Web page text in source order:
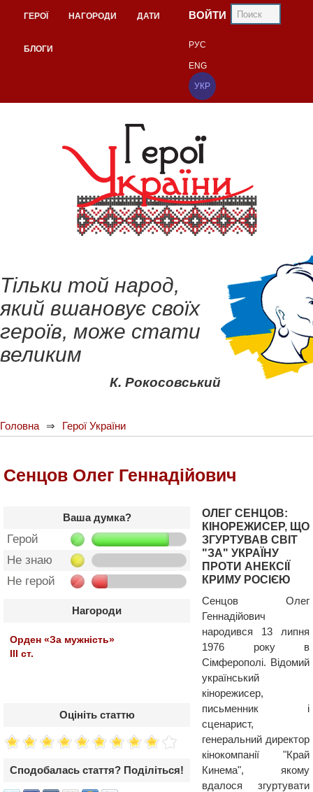
ГЕРОЇ НАГОРОДИ ДАТИ
БЛОГИ
ВОЙТИ
РУС
ENG
УКР
Тільки той народ,
який вшановує своїх
героїв, може стати
великим
К. Рокосовський
Головна Герої України
Сенцов Олег Геннадійович
Ваша думка?
Герой
Не знаю
Не герой
Нагороди
Орден «За мужність»
III ст.
Оцініть статтю
Сподобалась стаття? Поділіться!
ОЛЕГ СЕНЦОВ:
КІНОРЕЖИСЕР, ЩО
ЗГУРТУВАВ СВІТ
"ЗА" УКРАЇНУ
ПРОТИ АНЕКСІЇ
КРИМУ РОСІЄЮ
Сенцов Олег
Геннадійович
народився 13 липня
1976 року в
Сімферополі. Відомий
український
кінорежисер,
письменник і
сценарист,
генеральний директор
кінокомпанії "Край
Кинема", якому
вдалося згуртувати